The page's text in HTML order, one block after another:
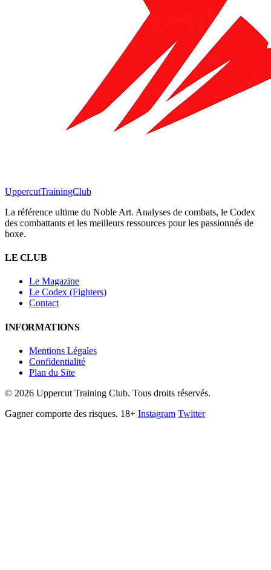
UppercutTrainingClub
La référence ultime du Noble Art. Analyses de combats, le Codex
des combattants et les meilleurs ressources pour les passionnés de
boxe.
LE CLUB
Le Magazine
Le Codex (Fighters)
Contact
INFORMATIONS
Mentions Légales
Confidentialité
Plan du Site
© 2026 Uppercut Training Club. Tous droits réservés.
Gagner comporte des risques. 18+ Instagram Twitter